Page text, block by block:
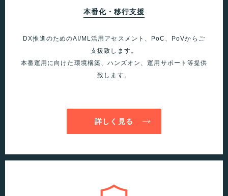
本番化・移行支援
DX推進のためのAI/ML活用アセスメント、PoC、PoVからご
支援致します。
本番運用に向けた環境構築、ハンズオン、運用サポート等提供
致します。
詳しく見る